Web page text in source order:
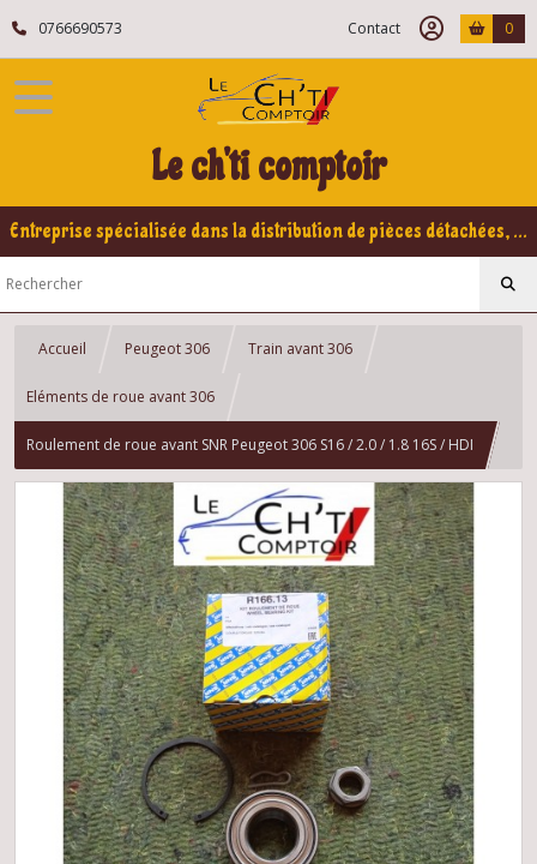
0766690573 Contact 0
Le ch'ti comptoir
Entreprise spécialisée dans la distribution de pièces détachées, refabrication pour voitures Yountimers Peugeot 205 GTI, 309 GTI - GTI16
Accueil Peugeot 306 Train avant 306
Eléments de roue avant 306
Roulement de roue avant SNR Peugeot 306 S16 / 2.0 / 1.8 16S / HDI